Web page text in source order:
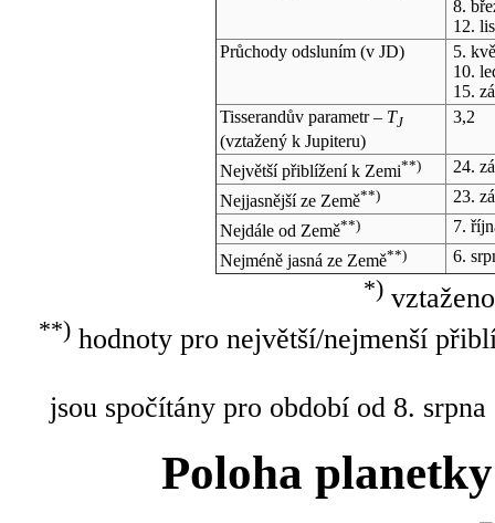
8.
12.
Průchody odsluním (vJD)
5.
10.
15.
Tisserandův parametr – TJ
(vztažený k Jupiteru)
3,2
Největší přiblížení k Zemi**)
24.
Nejjasnější ze Země**)
23.
Nejdále od Země**)
7.
Nejméně jasná ze Země**) 6.
*)
**)hodnoty pro největší/nejmenší
jsou spočítány pro období od 8.
Poloha